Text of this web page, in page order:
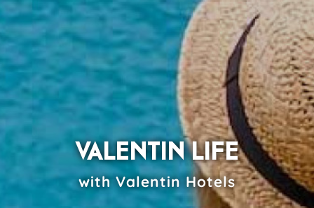
VALENTIN LIFE
with Valentin Hotels